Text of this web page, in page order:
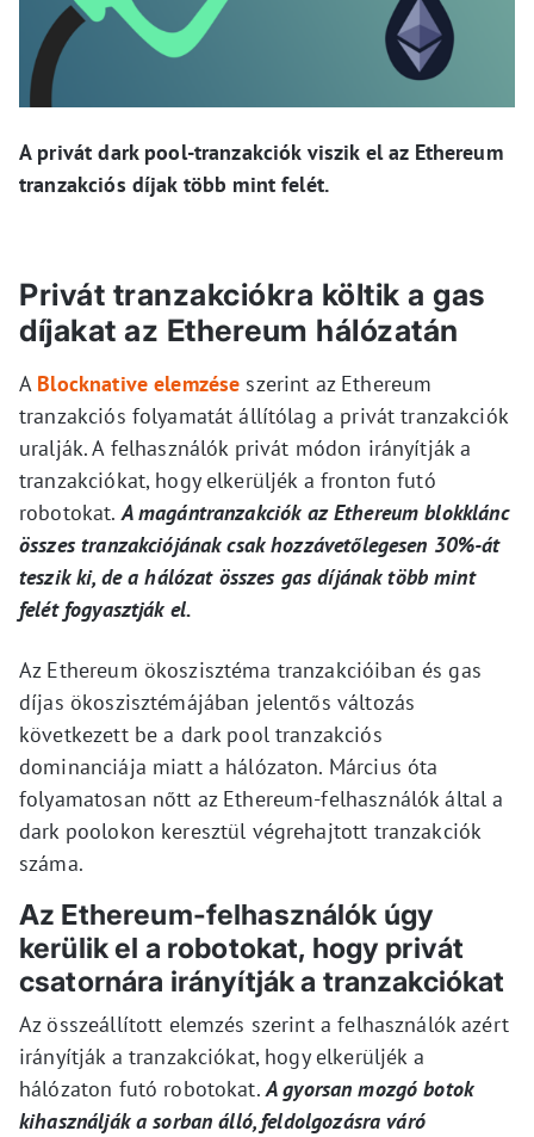
A privát dark pool-tranzakciók viszik el az Ethereum
tranzakciós díjak több mint felét.
Privát tranzakciókra költik a gas
díjakat az Ethereum hálózatán
A Blocknative elemzése szerint az Ethereum
tranzakciós folyamatát állítólag a privát tranzakciók
uralják. A felhasználók privát módon irányítják a
tranzakciókat, hogy elkerüljék a fronton futó
robotokat.A magántranzakciók az Ethereum blokklánc
összes tranzakciójának csak hozzávetőlegesen 30%-át
teszik ki, de a hálózat összes gas díjának több mint
felét fogyasztják el.
Az Ethereum ökoszisztéma tranzakcióiban és gas
díjas ökoszisztémájában jelentős változás
következett be a dark pool tranzakciós
dominanciája miatt a hálózaton. Március óta
folyamatosan nőtt az Ethereum-felhasználók által a
dark poolokon keresztül végrehajtott tranzakciók
száma.
Az Ethereum-felhasználók úgy
kerülik el a robotokat, hogy privát
csatornára irányítják a tranzakciókat
Az összeállított elemzés szerint a felhasználók azért
irányítják a tranzakciókat, hogy elkerüljék a
hálózaton futó robotokat.A gyorsan mozgó botok
kihasználják a sorban álló, feldolgozásra váró